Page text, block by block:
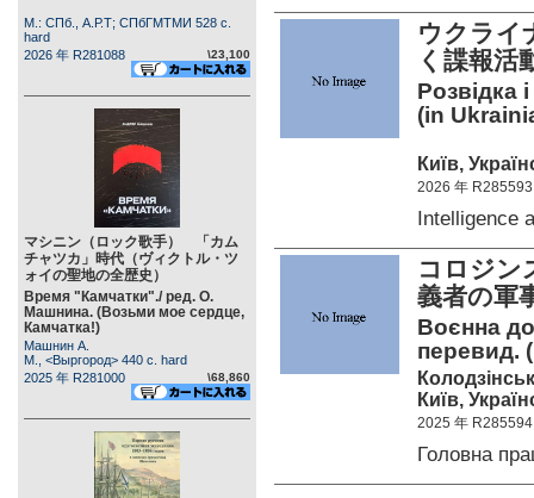
М.: СПб., А.Р.Т; СПбГМТМИ 528 c.
hard
2026 年 R281088
\23,100
マシニン（ロック歌手） 「カム
チャツカ」時代（ヴィクトル・ツ
ォイの聖地の全歴史）
Время "Камчатки"./ ред. О.
Машнина. (Возьми мое сердце,
Камчатка!)
Машнин А.
М., <Выргород> 440 c. hard
2025 年 R281000
\68,860
ウクライ
く諜報
Розвідка
(in
Київ,
2026 年 R285593
Intelligence
コロジン
義者の
Воєнна
перевид.
Київ,
2025 年 R285594
Головна